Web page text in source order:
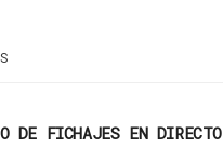
DE FICHAJES EN DIRECTO